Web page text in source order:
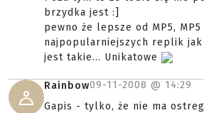
brzydka jest :]
pewno że lepsze od MP5,
najpopularniejszych replik jak
jest takie... Unikatowe
Rainbow09-11-2008 @ 14:29
Gapis - tylko, że nie ma